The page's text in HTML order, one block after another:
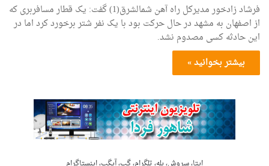
فرشاد زادخور مدیرکل راه آهن شمالشرق(1) گفت: یک قطار مسافربری که
از اصفهان به مشهد در حال حرکت بود با یک نفر شتر برخورد کرد اما در
این حادثه کسی مصدوم نشد.
بیشتر بخوانید »